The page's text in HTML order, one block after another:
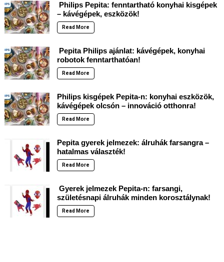
Philips Pepita: fenntartható konyhai kisgépek
– kávégépek, eszközök!
Read More
Pepita Philips ajánlat: kávégépek, konyhai
robotok fenntarthatóan!
Read More
Philips kisgépek Pepita-n: konyhai eszközök,
kávégépek olcsón – innováció otthonra!
Read More
Pepita gyerek jelmezek: álruhák farsangra –
hatalmas választék!
Read More
Gyerek jelmezek Pepita-n: farsangi,
születésnapi álruhák minden korosztálynak!
Read More